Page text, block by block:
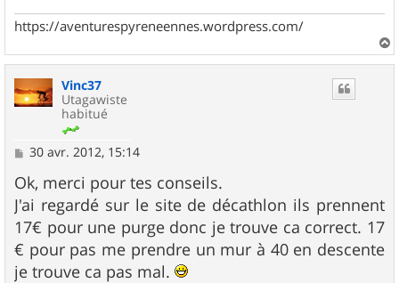
https://aventurespyreneennes.wordpress.com/
a
Vinc37
Utagawiste
habitué
M
s
s
a
g
e
30 avr. 2012, 15:14
Ok, merci pour tes conseils.
J'ai regardé sur le site de décathlon ils prennent
17€ pour une purge donc je trouve ca correct. 17
€ pour pas me prendre un mur à 40 en descente
je trouve ca pas mal.